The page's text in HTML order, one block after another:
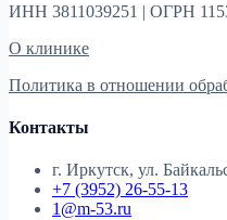
ИНН 3811039251 | ОГРН
О клинике
Политика в отношении
Контакты
г. Иркутск, ул.
+7 (3952) 26-55-13
1@m-53.ru